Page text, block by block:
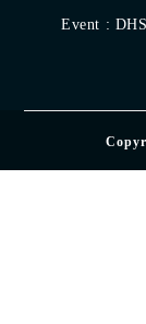
Event :